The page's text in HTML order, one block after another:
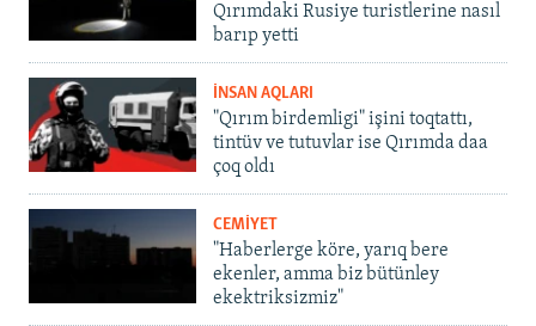
Qırımdaki Rusiye turistlerine nasıl
barıp yetti
İNSAN AQLARI
"Qırım birdemligi" işini toqtattı,
tintüv ve tutuvlar ise Qırımda daa
çoq oldı
CEMİYET
"Haberlerge köre, yarıq bere
ekenler, amma biz bütünley
ekektriksizmiz"